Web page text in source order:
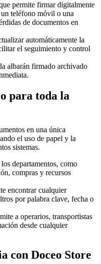
permite firmar digitalmente
un teléfono móvil o una
de documentos en
automáticamente la
el seguimiento y control
albarán firmado archivado
para toda la
en una única
el uso de papel y la
sistemas.
departamentos, como
compras y recursos
encontrar cualquier
por palabra clave, fecha o
a operarios, transportistas
desde cualquier
con Doceo Store